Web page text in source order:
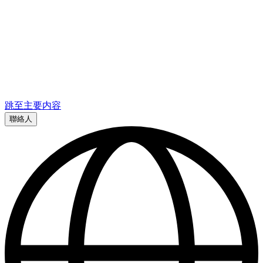
跳至主要内容
聯絡人